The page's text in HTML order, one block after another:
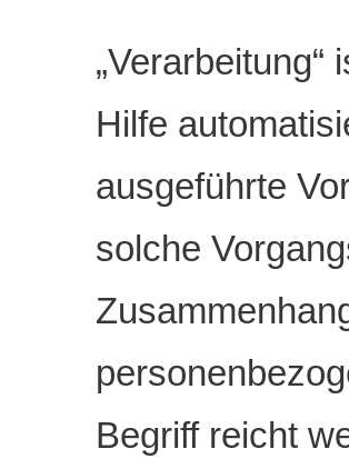
„Verarbeitung“
Hilfe
ausgeführte
solche
Begriff reicht